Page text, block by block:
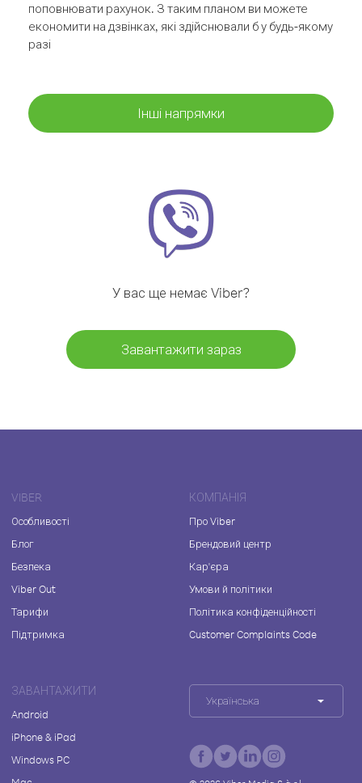
поповнювати рахунок. З таким планом ви можете
економити на дзвінках, які здійснювали б у будь-якому
разі
Інші напрямки
У вас ще немає Viber?
Завантажити зараз
VIBER
Особливості
Блог
Безпека
Viber Out
Тарифи
Підтримка
КОМПАНІЯ
Про Viber
Брендовий центр
Кар'єра
Умови й політики
Політика конфіденційності
Customer Complaints Code
ЗАВАНТАЖИТИ
Android
iPhone & iPad
Windows PC
Українська